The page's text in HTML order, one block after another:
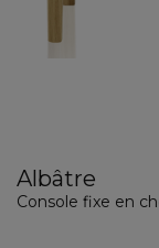
Albâtre
Console fixe en